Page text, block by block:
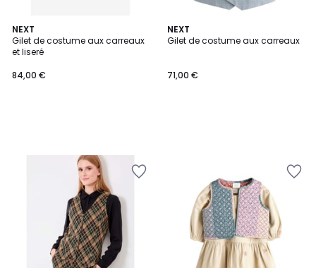
NEXT
Gilet de costume aux carreaux
et liseré
84,00 €
NEXT
Gilet de costume aux carreaux
71,00 €